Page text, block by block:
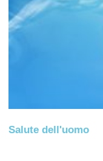
Salute dell'uomo